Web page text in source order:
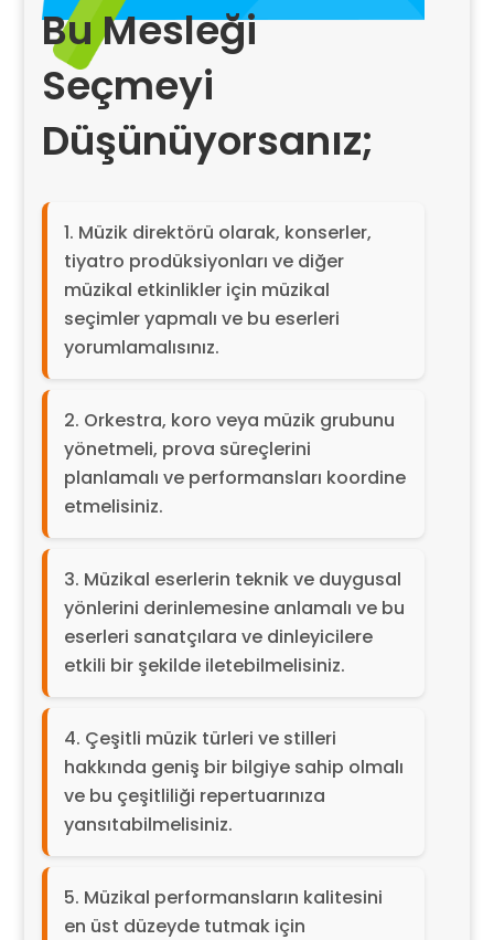
Bu Mesleği
Seçmeyi
Düşünüyorsanız;
Müzik direktörü olarak, konserler,
tiyatro prodüksiyonları ve diğer
müzikal etkinlikler için müzikal
seçimler yapmalı ve bu eserleri
yorumlamalısınız.
Orkestra, koro veya müzik grubunu
yönetmeli, prova süreçlerini
planlamalı ve performansları koordine
etmelisiniz.
Müzikal eserlerin teknik ve duygusal
yönlerini derinlemesine anlamalı ve bu
eserleri sanatçılara ve dinleyicilere
etkili bir şekilde iletebilmelisiniz.
Çeşitli müzik türleri ve stilleri
hakkında geniş bir bilgiye sahip olmalı
ve bu çeşitliliği repertuarınıza
yansıtabilmelisiniz.
Müzikal performansların kalitesini
en üst düzeyde tutmak için